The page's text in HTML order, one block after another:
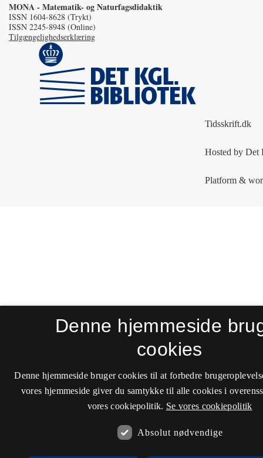
MONA - Matematik- og Naturfagsdidaktik
ISSN 1604-8628 (Trykt)
ISSN 2245-8948 (Online)
Tilgængelighedserklæring
Denne hjemmeside
cookies
Denne hjemmeside bruger cookies til at forbedre
vores hjemmeside giver du samtykke til alle cookies i
vores cookiepolitik. Se vores cookiepolitik
Absolut nødvendige